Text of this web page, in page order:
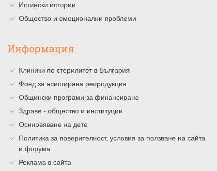
Истински истории
Общество и емоционални проблеми
Информация
Клиники по стерилитет в България
Фонд за асистирана репродукция
Общински програми за финансиране
Здраве - общество и институции
Осиновяване на дете
Политика за поверителност, условия за ползване на сайта
и форума
Реклама в сайта